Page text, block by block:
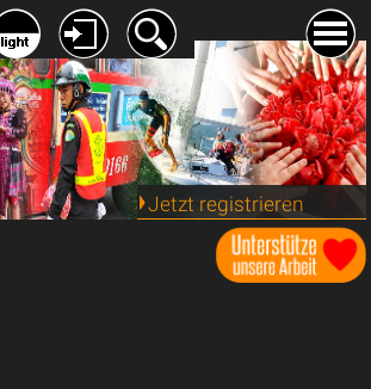
Jetzt registrieren